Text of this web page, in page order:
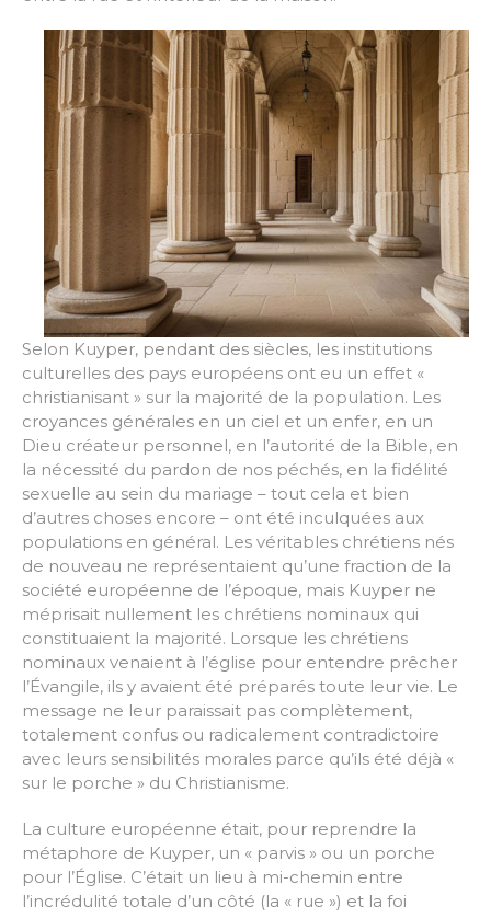
Selon Kuyper, pendant des siècles, les institutions
culturelles des pays européens ont eu un effet «
christianisant » sur la majorité de la population. Les
croyances générales en un ciel et un enfer, en un
Dieu créateur personnel, en l’autorité de la Bible, en
la nécessité du pardon de nos péchés, en la fidélité
sexuelle au sein du mariage – tout cela et bien
d’autres choses encore – ont été inculquées aux
populations en général. Les véritables chrétiens nés
de nouveau ne représentaient qu’une fraction de la
société européenne de l’époque, mais Kuyper ne
méprisait nullement les chrétiens nominaux qui
constituaient la majorité. Lorsque les chrétiens
nominaux venaient à l’église pour entendre prêcher
l’Évangile, ils y avaient été préparés toute leur vie. Le
message ne leur paraissait pas complètement,
totalement confus ou radicalement contradictoire
avec leurs sensibilités morales parce qu’ils été déjà «
sur le porche » du Christianisme.
La culture européenne était, pour reprendre la
métaphore de Kuyper, un « parvis » ou un porche
pour l’Église. C’était un lieu à mi-chemin entre
l’incrédulité totale d’un côté (la « rue ») et la foi